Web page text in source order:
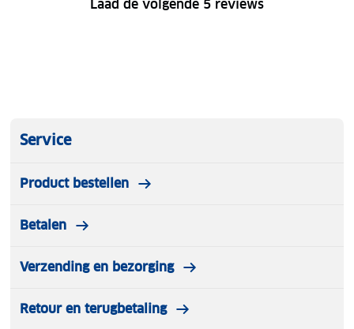
Laad de volgende 5 reviews
Service
Product bestellen
Betalen
Verzending en bezorging
Retour en terugbetaling